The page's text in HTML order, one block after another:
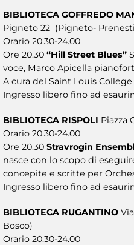
BIBLIOTECA GOFFREDO
Pigneto 22 (Pigneto-
Orario 20.30-24.00
Ore 20.30 “Hill Street Blues”
voce, Marco Apicella
A cura del Saint Louis
Ingresso libero fino ad
BIBLIOTECA RISPOLI Piazza
Orario 20.30-24.00
Ore 20.30 Stravrogin
nasce con lo scopo di
concepite e scritte per
Ingresso libero fino ad
BIBLIOTECA RUGANTINO
Bosco)
Orario 20.30-24.00